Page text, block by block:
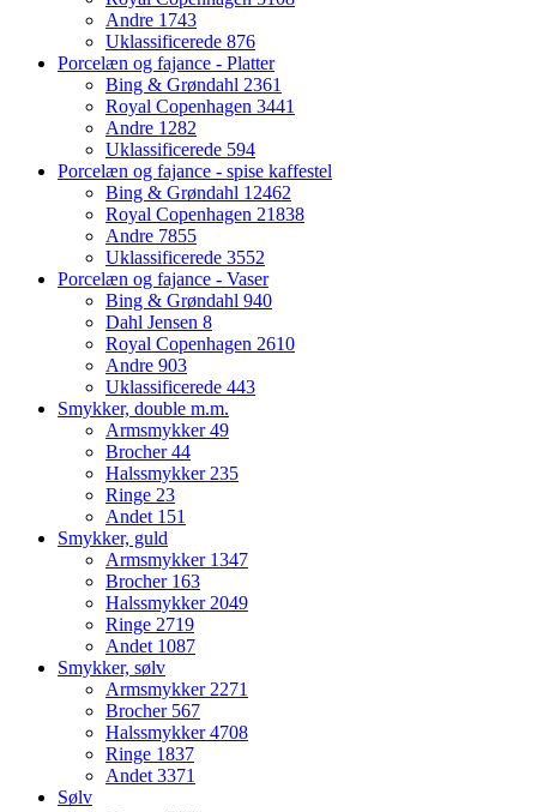
Andre 1743
Uklassificerede 876
Porcelæn og fajance - Platter
Bing & Grøndahl 2361
Royal Copenhagen 3441
Andre 1282
Uklassificerede 594
Porcelæn og fajance - spise kaffestel
Bing & Grøndahl 12462
Royal Copenhagen 21838
Andre 7855
Uklassificerede 3552
Porcelæn og fajance - Vaser
Bing & Grøndahl 940
Dahl Jensen 8
Royal Copenhagen 2610
Andre 903
Uklassificerede 443
Smykker, double m.m.
Armsmykker49
Brocher44
Halssmykker 235
Ringe 23
Andet 151
Smykker, guld
Armsmykker 1347
Brocher 163
Halssmykker 2049
Ringe 2719
Andet 1087
Smykker, sølv
Armsmykker 2271
Brocher 567
Halssmykker4708
Ringe 1837
Andet 3371
Sølv